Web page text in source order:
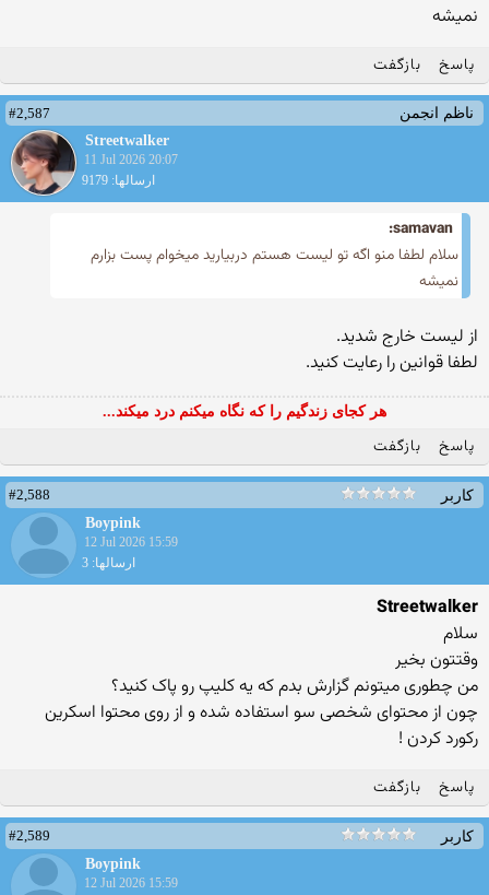
نمیشه
پاسخ بازگفت
ناظم انجمن
#2,587
Streetwalker
11 Jul 2026 20:07
ارسالها: 9179
samavan:
سلام لطفا منو اگه تو لیست هستم دربیارید میخوام پست بزارم
نمیشه
از لیست خارج شدید.
لطفا قوانین را رعایت کنید.
هر کجای زندگیم را که نگاه میکنم درد میکند...
پاسخ بازگفت
کاربر
#2,588
Boypink
12 Jul 2026 15:59
ارسالها: 3
Streetwalker
سلام
وقتتون بخیر
من چطوری میتونم گزارش بدم که یه کلیپ رو پاک کنید؟
چون از محتوای شخصی سو استفاده شده و از روی محتوا اسکرین
رکورد کردن !
پاسخ بازگفت
کاربر
#2,589
Boypink
12 Jul 2026 15:59